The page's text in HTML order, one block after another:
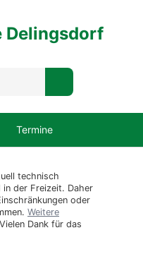
Delingsdorf
Termine
technisch
in der Freizeit. Daher
oder
Weitere
Dank für das